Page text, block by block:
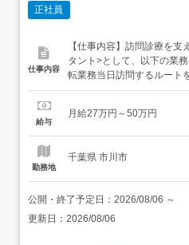
正社員
仕事内容
【仕事内容】訪問診療を
タント>として、以下の業
転業務当日訪問するルート
して、患者さまのご自宅や
くてもご安心ください。 新
給与
月給27万円～50万円
勤務地
千葉県 市川市
公開・終了予定日： 2026/08/06 ～
更新日： 2026/08/06